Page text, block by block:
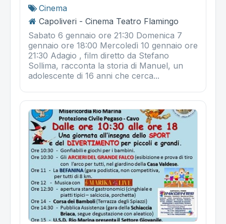
Cinema
Capoliveri - Cinema Teatro Flamingo
Sabato 6 gennaio ore 21:30 Domenica 7
gennaio ore 18:00 Mercoledì 10 gennaio ore
21:30 Adagio , film diretto da Stefano
Sollima, racconta la storia di Manuel, un
adolescente di 16 anni che cerca...